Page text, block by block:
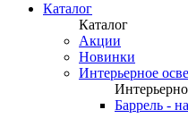
Каталог
Каталог
Акции
Новинки
Интерьерное
Баррель -